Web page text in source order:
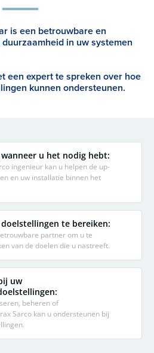
is een betrouwbare en
in uw systemen
een expert te spreken over hoe
kunnen ondersteunen.
u het nodig hebt:
ingenieur kan u helpen de up-
en uw installatie binnen het
te bereiken:
partner om u te
van de doelen die u nastreeft.
uw
beheren of
Sarco kan u ondersteunen bij